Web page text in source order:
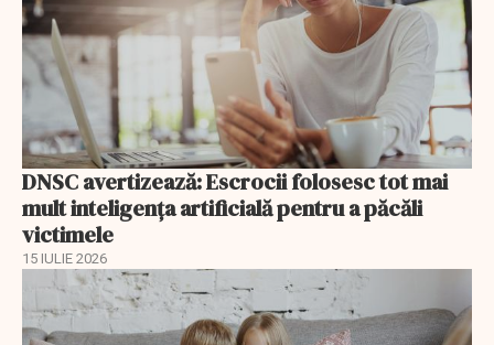
DNSC avertizează: Escrocii folosesc tot mai
mult inteligența artificială pentru a păcăli
victimele
15 IULIE 2026